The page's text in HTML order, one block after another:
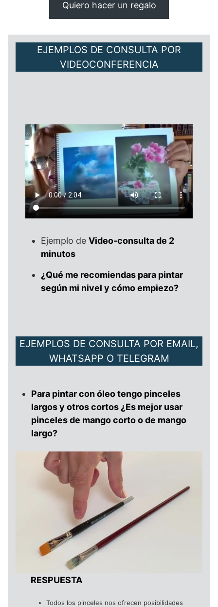
Quiero hacer un regalo
EJEMPLOS DE CONSULTA POR
VIDEOCONFERENCIA
Ejemplo de Video-consulta de 2
minutos
¿Qué me recomiendas para pintar
según mi nivel y cómo empiezo?
EJEMPLOS DE CONSULTA POR EMAIL,
WHATSAPP O TELEGRAM
Para pintar con óleo tengo pinceles
largos y otros cortos ¿Es mejor usar
pinceles de mango corto o de mango
largo?
RESPUESTA
Todos los pinceles nos ofrecen posibilidades